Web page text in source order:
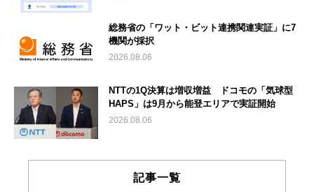
総務省の「ワット・ビット連携関連実証」に7
機関が採択
2026.08.06
NTTの1Q決算は増収増益 ドコモの「気球型
HAPS」は9月から能登エリアで実証開始
2026.08.06
記事一覧